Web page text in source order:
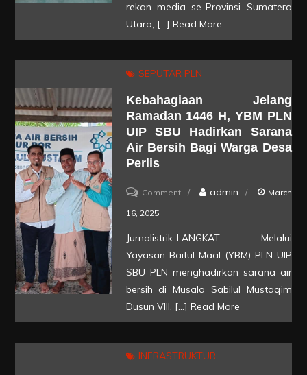
Media
Gathering
Hijriah
rekan media se-Provinsi Sumatera
Utara, […] Read More
SEPUTAR PLN
Kebahagiaan Jelang
Ramadan 1446 H, YBM PLN
UIP SBU Hadirkan Sarana
Air Bersih Bagi Warga Desa
Perlis
Commenton
1446
H,
YBM
PLN
UIP
admin March
16, 2025
Jurnalistrik-LANGKAT: Melalui
Yayasan Baitul Maal (YBM) PLN UIP
SBU PLN menghadirkan sarana air
bersih di Musala Sabilul Mustaqim
Dusun VIII, […] Read More
INFRASTRUKTUR